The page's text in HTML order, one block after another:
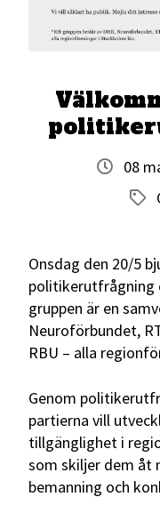
08
Onsdag den 20/5
politikerutfrågning
gruppen är en
Neuroförbundet,
RBU – alla
Genom
partierna vill
tillgänglighet i
som skiljer dem åt
bemanning och